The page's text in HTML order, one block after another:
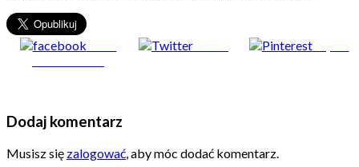
Zapisz
Dodaj komentarz
Musisz się zalogować, aby móc dodać komentarz.